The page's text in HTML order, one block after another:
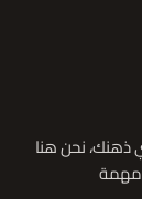
ذهنك، نحن هنا
مهمة